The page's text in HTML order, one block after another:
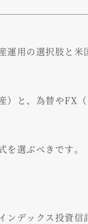
運用の選択肢と米
）と、為替やFX
選ぶべきです。
デックス投資信